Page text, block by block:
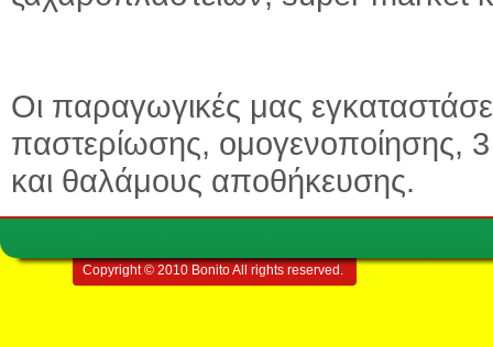
Οι παραγωγικές μας
παστερίωσης, ομογενοποίησης,
και θαλάμους αποθήκευσης.
Copyright © 2010 Bonito All rights reserved.